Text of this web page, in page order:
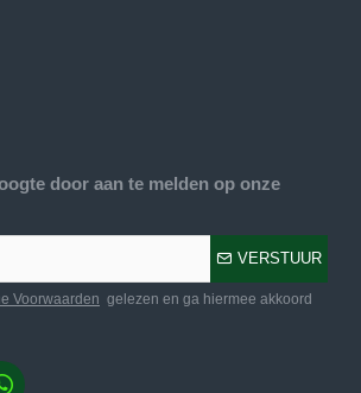
door aan te melden op onze
VERSTUUR
Voorwaarden gelezen en ga hiermee akkoord